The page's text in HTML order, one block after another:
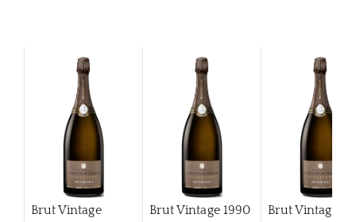
Brut Vintage Brut Vintage 1990 Brut Vintage